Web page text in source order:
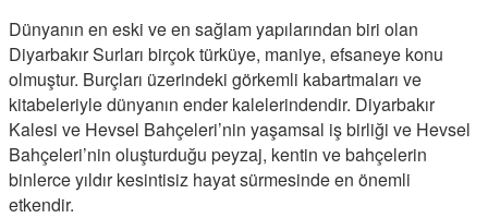
Dünyanın en eski ve en sağlam yapılarından biri olan
Diyarbakır Surları birçok türküye, maniye, efsaneye konu
olmuştur. Burçları üzerindeki görkemli kabartmaları ve
kitabeleriyle dünyanın ender kalelerindendir. Diyarbakır
Kalesi ve Hevsel Bahçeleri’nin yaşamsal iş birliği ve Hevsel
Bahçeleri’nin oluşturduğu peyzaj, kentin ve bahçelerin
binlerce yıldır kesintisiz hayat sürmesinde en önemli
etkendir.